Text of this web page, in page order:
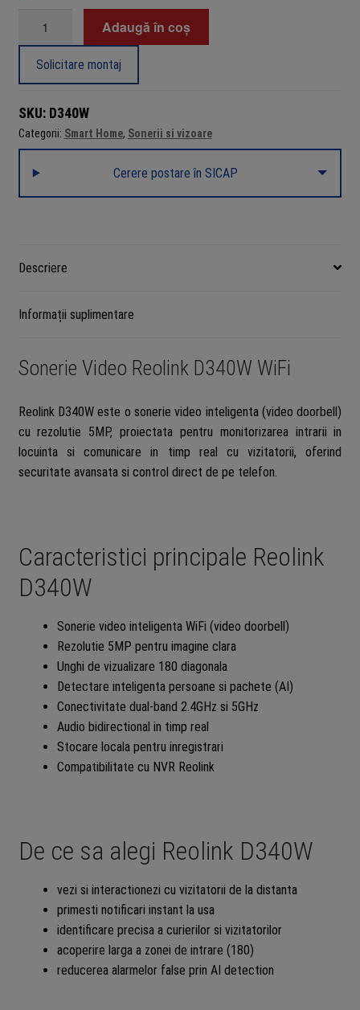
video
Reolink
D340W
180
diagonala,
persoane
audio
stocare
locala
Adaugă în coș
Solicitare montaj
SKU: D340W
Categorii: Smart Home, Sonerii si vizoare
Cerere postare în SICAP
Descriere
Informații suplimentare
Sonerie Video Reolink D340W WiFi
Reolink D340W este o sonerie video inteligenta (video doorbell)
cu rezolutie 5MP, proiectata pentru monitorizarea intrarii in
locuinta si comunicare in timp real cu vizitatorii, oferind
securitate avansata si control direct de pe telefon.
Caracteristici principale Reolink
D340W
Sonerie video inteligenta WiFi (video doorbell)
Rezolutie 5MP pentru imagine clara
Unghi de vizualizare 180 diagonala
Detectare inteligenta persoane si pachete (AI)
Conectivitate dual-band 2.4GHz si 5GHz
Audio bidirectional in timp real
Stocare locala pentru inregistrari
Compatibilitate cu NVR Reolink
De ce sa alegi Reolink D340W
vezi si interactionezi cu vizitatorii de la distanta
primesti notificari instant la usa
identificare precisa a curierilor si vizitatorilor
acoperire larga a zonei de intrare (180)
reducerea alarmelor false prin AI detection